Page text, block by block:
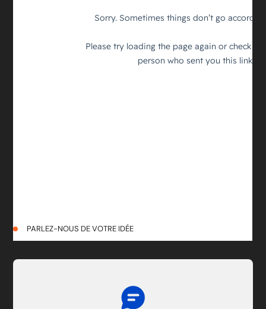
PARLEZ-NOUS DE VOTRE IDÉE